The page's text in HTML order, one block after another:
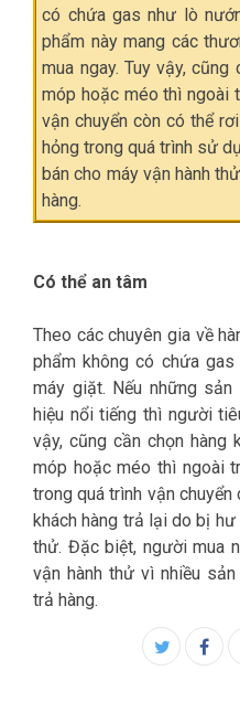
có chứa gas như lò
phẩm này mang các
mua ngay. Tuy vậy,
móp hoặc méo thì ngoài
vận chuyển còn có thể
hỏng trong quá trình sử
bán cho máy vận hành
hàng.
Có thể an tâm
Theo các chuyên gia về
phẩm không có chứa
máy giặt. Nếu những
hiệu nổi tiếng thì người
vậy, cũng cần chọn hàng
móp hoặc méo thì ngoài
trong quá trình vận
khách hàng trả lại do bị
thử. Đặc biệt, người mua
vận hành thử vì nhiều
trả hàng.